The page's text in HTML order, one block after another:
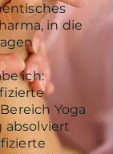
in die
ich:
Yoga
absolviert